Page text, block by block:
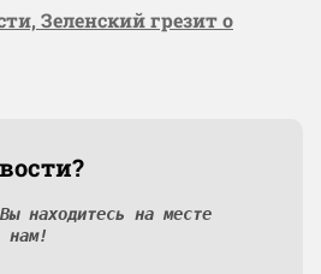
Зеленский грезит о
находитесь на месте
нам!